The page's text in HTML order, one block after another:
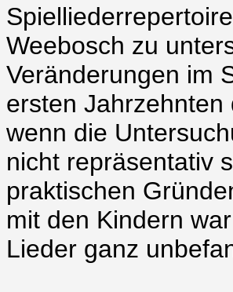
Weebosch zu
Veränderungen im
ersten
wenn die
nicht repräsentativ
praktischen
mit den Kindern
Lieder ganz